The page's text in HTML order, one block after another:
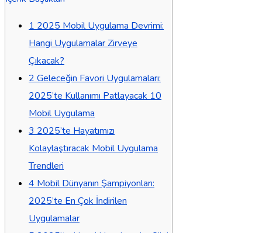
1 2025 Mobil Uygulama Devrimi:
Hangi Uygulamalar Zirveye
Çıkacak?
2 Geleceğin Favori Uygulamaları:
2025’te Kullanımı Patlayacak 10
Mobil Uygulama
3 2025’te Hayatımızı
Kolaylaştıracak Mobil Uygulama
Trendleri
4 Mobil Dünyanın Şampiyonları:
2025’te En Çok İndirilen
Uygulamalar